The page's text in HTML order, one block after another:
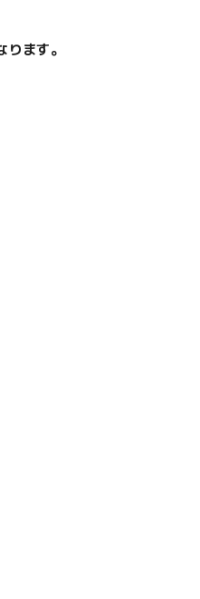
ます。